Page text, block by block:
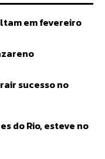
em fevereiro
sucesso no
do Rio, esteve no